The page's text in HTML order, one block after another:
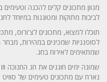
מגוון מתכונים קלים להכנה
לביבות מתוקות ומטוגנות במיוחד
תוכלו למצוא, מתכונים לצ'ורוס,
לסופגניות שמכינים במהירות, מבחר
שמתאימים לאירוח בחג.
שמונה ימים חוגגים את חג החנוכה
נארח עם מתכונים טעימים של סוויט